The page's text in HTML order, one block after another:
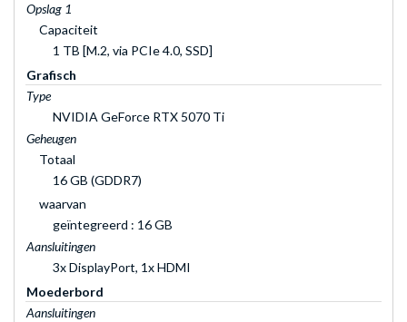
Opslag 1
Capaciteit
1 TB [M.2, via PCIe 4.0, SSD]
Grafisch
Type
NVIDIA GeForce RTX 5070 Ti
Geheugen
Totaal
16 GB (GDDR7)
waarvan
geïntegreerd : 16 GB
Aansluitingen
3x DisplayPort, 1x HDMI
Moederbord
Aansluitingen